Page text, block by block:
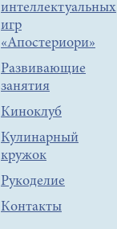
интеллектуальных
игр
«Апостериори»
Развивающие
занятия
Киноклуб
Кулинарный
кружок
Рукоделие
Контакты